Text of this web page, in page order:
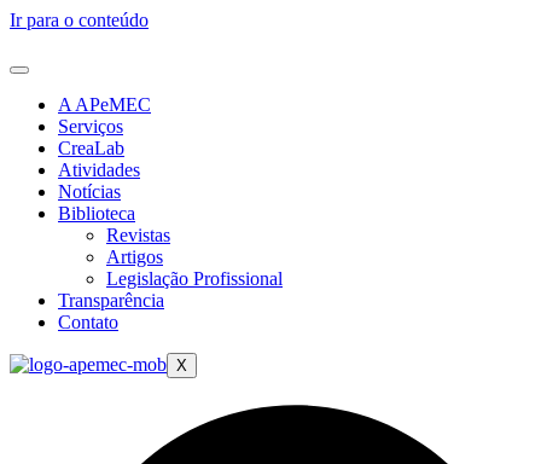
Ir para o conteúdo
A APeMEC
Serviços
CreaLab
Atividades
Notícias
Biblioteca
Revistas
Artigos
Legislação Profissional
Transparência
Contato
X